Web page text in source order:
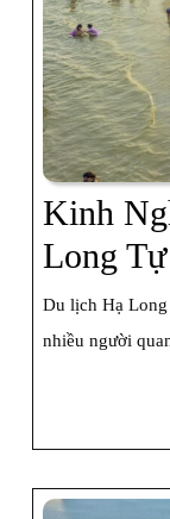
Kinh
Long
Du lịch Hạ
nhiều người